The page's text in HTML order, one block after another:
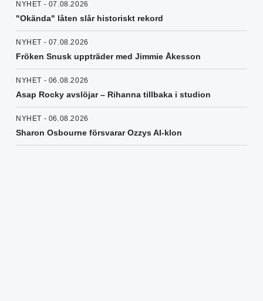
NYHET - 07.08.2026
"Okända" låten slår historiskt rekord
NYHET - 07.08.2026
Fröken Snusk uppträder med Jimmie Åkesson
NYHET - 06.08.2026
Asap Rocky avslöjar – Rihanna tillbaka i studion
NYHET - 06.08.2026
Sharon Osbourne försvarar Ozzys AI-klon